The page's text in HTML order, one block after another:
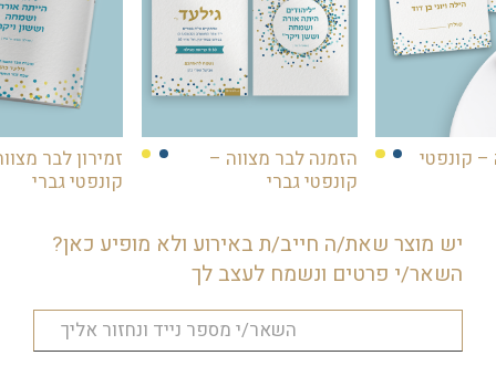
קונפטי
הזמנה לבר מצווה –
קונפטי גברי
זמירון לבר
קונפטי גברי
יש מוצר שאת/ה חייב/ת באירוע ולא מופיע כאן?
השאר/י פרטים ונשמח לעצב לך